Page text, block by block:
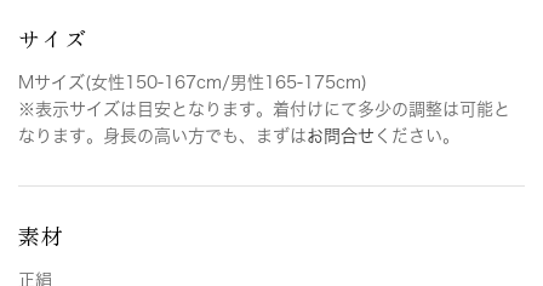
サイズ
Mサイズ(女性150-167cm/男性165-175cm)
※表示サイズは目安となります。着付けにて多少の調整は可能と
なります。身長の高い方でも、まずはお問合せ ください。
素材
正絹